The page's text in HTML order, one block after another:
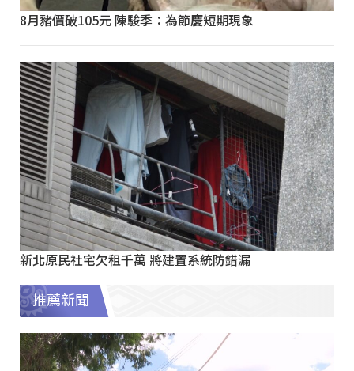
8月豬價破105元 陳駿季：為節慶短期現象
新北原民社宅欠租千萬 將建置系統防錯漏
推薦新聞